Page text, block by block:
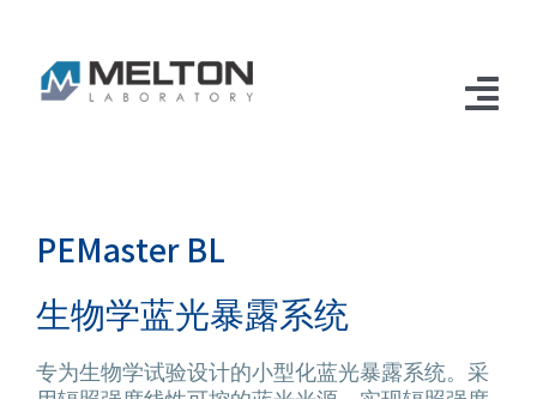
content
小动物口鼻吸入暴露系统
小动物口鼻式吸入暴露入门套装
液体气溶胶发生器 体外测试
PEMaster BL
生物学蓝光暴露系统
专为生物学试验设计的小型化蓝光暴露系统。采